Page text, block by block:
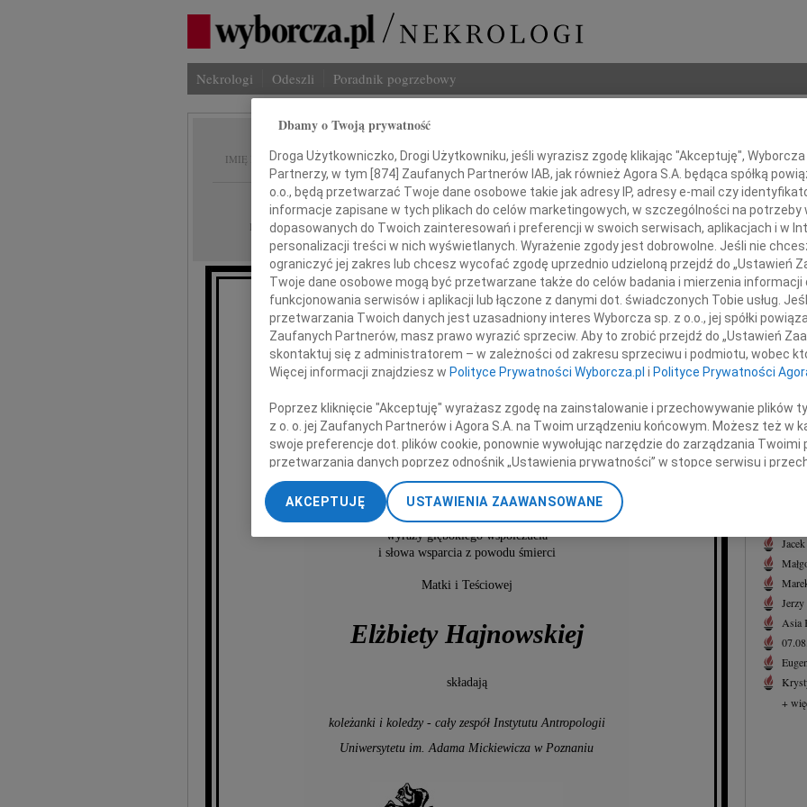
Nekrologi Odeszli Poradnik pogrzebowy
IMIĘ I NAZWISKO: Elżbieta Hajnowska
REGION: Poznań
DATA EMISJI: 11.02.2012
"Można odejść na zawsze, by stale być blisko".
ks. Jan Twardowski
prof. dr hab. Krystynie Cieślik
i
prof. dr. hab. Joachimowi Cieślikowi
wyrazy głębokiego współczucia
i słowa wsparcia z powodu śmierci
Matki i Teściowej
Elżbiety Hajnowskiej
składają
koleżanki i koledzy - cały zespół Instytutu Antropologii
Uniwersytetu im. Adama Mickiewicza w Poznaniu
Imię i
INNE
W
Z
+
Asia
+
Dbamy o Twoją prywatność
Droga Użytkowniczko, Drogi Użytkowniku, jeśli wyrazisz zgodę klikając "Akceptuję",
Partnerzy, w tym [874] Zaufanych Partnerów IAB, jak również Agora S.A. będąca spółką
o.o., będą przetwarzać Twoje dane osobowe takie jak adresy IP, adresy e-mail czy
informacje zapisane w tych plikach do celów marketingowych, w szczególności na potrzeby
dopasowanych do Twoich zainteresowań i preferencji w swoich serwisach, aplikacjach i w
personalizacji treści w nich wyświetlanych. Wyrażenie zgody jest dobrowolne. Jeśli nie
ograniczyć jej zakres lub chcesz wycofać zgodę uprzednio udzieloną przejdź do „Ustawień
Twoje dane osobowe mogą być przetwarzane także do celów badania i mierzenia
funkcjonowania serwisów i aplikacji lub łączone z danymi dot. świadczonych Tobie usług.
przetwarzania Twoich danych jest uzasadniony interes Wyborcza sp. z o.o., jej spółki
Zaufanych Partnerów, masz prawo wyrazić sprzeciw. Aby to zrobić przejdź do „Ustawień
skontaktuj się z administratorem – w zależności od zakresu sprzeciwu i podmiotu, wobec
Więcej informacji znajdziesz w Polityce Prywatności Wyborcza.pl i Polityce Prywatności
Poprzez kliknięcie "Akceptuję" wyrażasz zgodę na zainstalowanie i przechowywanie plików
z o. o. jej Zaufanych Partnerów i Agora S.A. na Twoim urządzeniu końcowym. Możesz też w
swoje preferencje dot. plików cookie, ponownie wywołując narzędzie do zarządzania Twoimi
przetwarzania danych poprzez odnośnik „Ustawienia prywatności” w stopce serwisu i
„Ustawienia zaawansowane”. Zmiana ustawień plików cookie możliwa jest także za pomocą
My, nasi Zaufani Partnerzy i Agora S.A. możemy przetwarzać dane osobowe w
dokładnych danych geolokalizacyjnych. Aktywne skanowanie charakterystyki urządzenia do
Przechowywanie informacji na urządzeniu lub dostęp do nich. Spersonalizowane reklamy i
USTAWIENIA ZAAWANSOWANE
AKCEPTUJĘ